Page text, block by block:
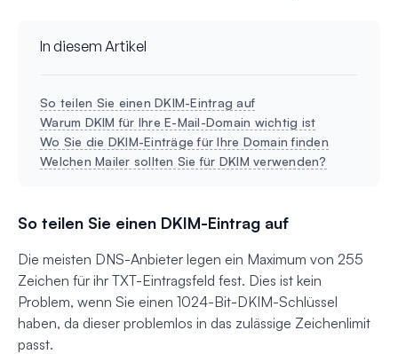
In diesem Artikel
So teilen Sie einen DKIM-Eintrag auf
Warum DKIM für Ihre E-Mail-Domain wichtig ist
Wo Sie die DKIM-Einträge für Ihre Domain finden
Welchen Mailer sollten Sie für DKIM verwenden?
So teilen Sie einen DKIM-Eintrag auf
Die meisten DNS-Anbieter legen ein Maximum von 255
Zeichen für ihr TXT-Eintragsfeld fest. Dies ist kein
Problem, wenn Sie einen 1024-Bit-DKIM-Schlüssel
haben, da dieser problemlos in das zulässige Zeichenlimit
passt.